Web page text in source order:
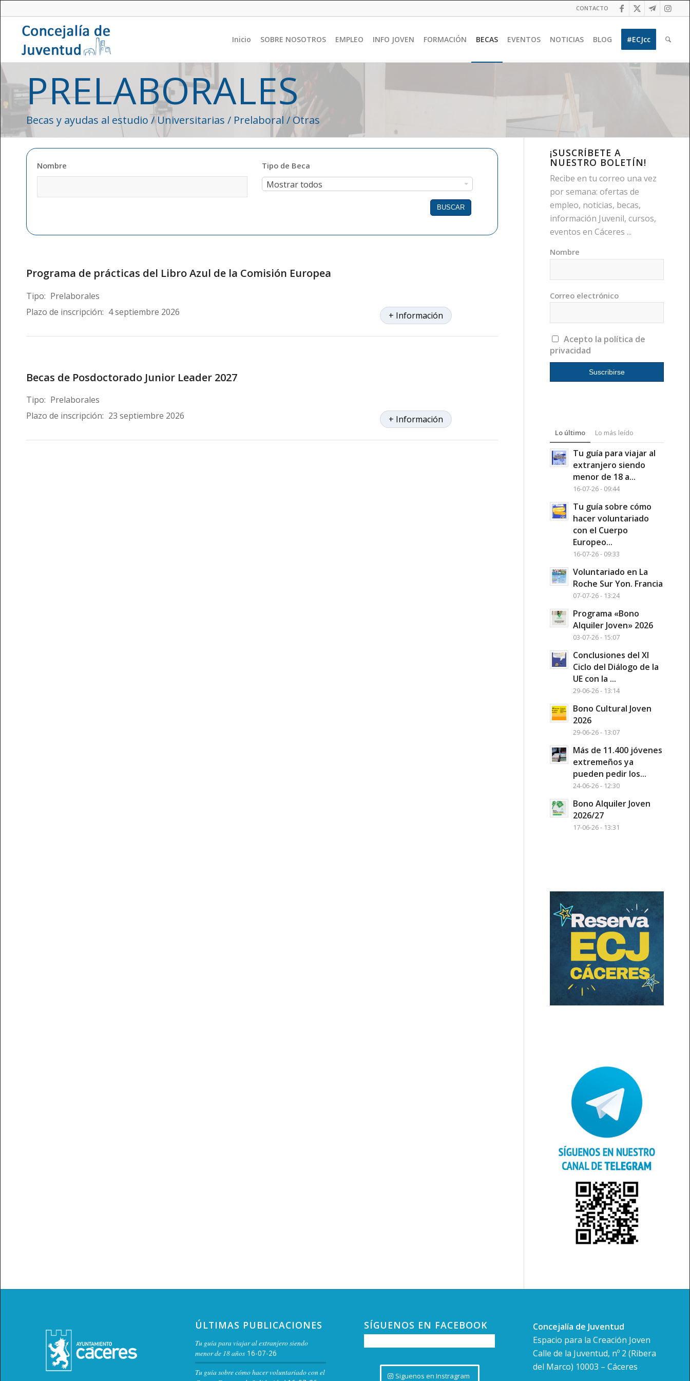
CONTACTO
Inicio SOBRE NOSOTROS EMPLEO INFO JOVEN FORMACIÓN BECAS EVENTOS NOTICIAS BLOG #ECJcc
PRELABORALES
Becas y ayudas al estudio / Universitarias / Prelaboral / Otras
Nombre Tipo de Beca
Mostrar todos
Tipo
Programa de prácticas del Libro Azul de la Comisión Europea
Tipo: Prelaborales
Plazo de inscripción: 4 septiembre 2026 + Información
Becas de Posdoctorado Junior Leader 2027
Tipo: Prelaborales
Plazo de inscripción: 23 septiembre 2026 + Información
¡SUSCRÍBETE A
NUESTRO BOLETÍN!
Recibe en tu correo una vez
por semana: ofertas de
empleo, noticias, becas,
información Juvenil, cursos,
eventos en Cáceres ...
Nombre
Correo electrónico
Acepto la política de
privacidad
Lo último Lo más leído
Tu guía para viajar al
extranjero siendo
menor de 18 a...
16-07-26 - 09:44
Tu guía sobre cómo
hacer voluntariado
con el Cuerpo
Europeo...
16-07-26 - 09:33
Voluntariado en La
Roche Sur Yon. Francia
07-07-26 - 13:24
Programa «Bono
Alquiler Joven» 2026
03-07-26 - 15:07
Conclusiones del XI
Ciclo del Diálogo de la
UE con la ...
29-06-26 - 13:14
Bono Cultural Joven
2026
29-06-26 - 13:07
Más de 11.400 jóvenes
extremeños ya
pueden pedir los...
24-06-26 - 12:30
Bono Alquiler Joven
2026/27
17-06-26 - 13:31
ÚLTIMAS PUBLICACIONES
Tu guía para viajar al extranjero siendo
menor de 18 años 16-07-26
Tu guía sobre cómo hacer voluntariado con el
SÍGUENOS EN FACEBOOK
Siguenos en Instragram
Concejalía de Juventud
Espacio para la Creación Joven
Calle de la Juventud, nº 2 (Ribera
del Marco) 10003 – Cáceres